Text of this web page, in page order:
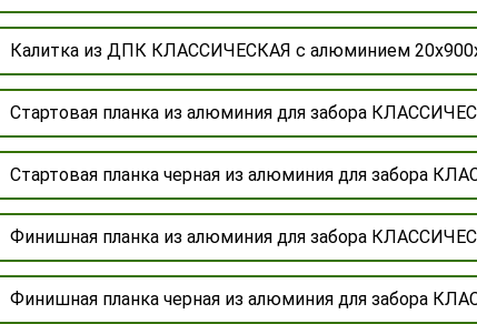
Калитка из ДПК КЛАССИЧЕСКАЯ с алюминием
Стартовая планка из алюминия для забора
Стартовая планка черная из алюминия для забора
Финишная планка из алюминия для забора
Финишная планка черная из алюминия для забора